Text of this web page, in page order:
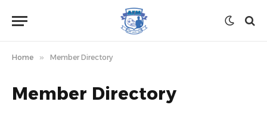
Home » Member Directory
Member Directory